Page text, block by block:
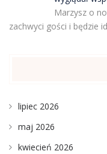
Marzysz o
zachwyci gości i będzie
lipiec 2026
maj 2026
kwiecień 2026